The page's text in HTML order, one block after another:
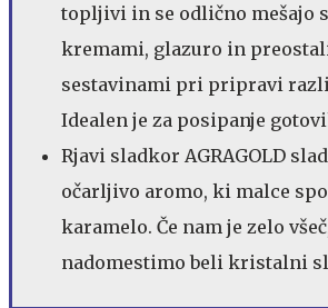
topljivi in se odlično mešajo
kremami, glazuro in
sestavinami pri pripravi
Idealen je za posipanje
Rjavi sladkor AGRAGOLD
očarljivo aromo, ki malce
karamelo. Če nam je zelo
nadomestimo beli kristalni